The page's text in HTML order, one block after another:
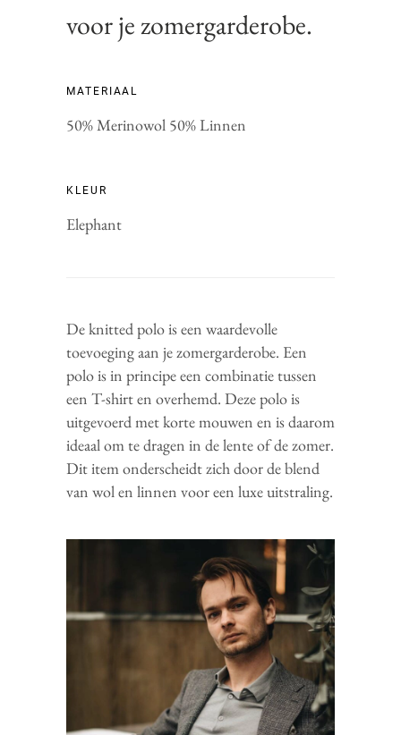
voor je zomergarderobe.
MATERIAAL
50% Merinowol 50% Linnen
KLEUR
Elephant
De knitted polo is een waardevolle
toevoeging aan je zomergarderobe. Een
polo is in principe een combinatie tussen
een T-shirt en overhemd. Deze polo is
uitgevoerd met korte mouwen en is daarom
ideaal om te dragen in de lente of de zomer.
Dit item onderscheidt zich door de blend
van wol en linnen voor een luxe uitstraling.